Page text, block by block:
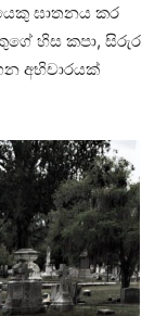
ඝාතනය කර
හිස කපා, සිරුර
අභිචාරයක්